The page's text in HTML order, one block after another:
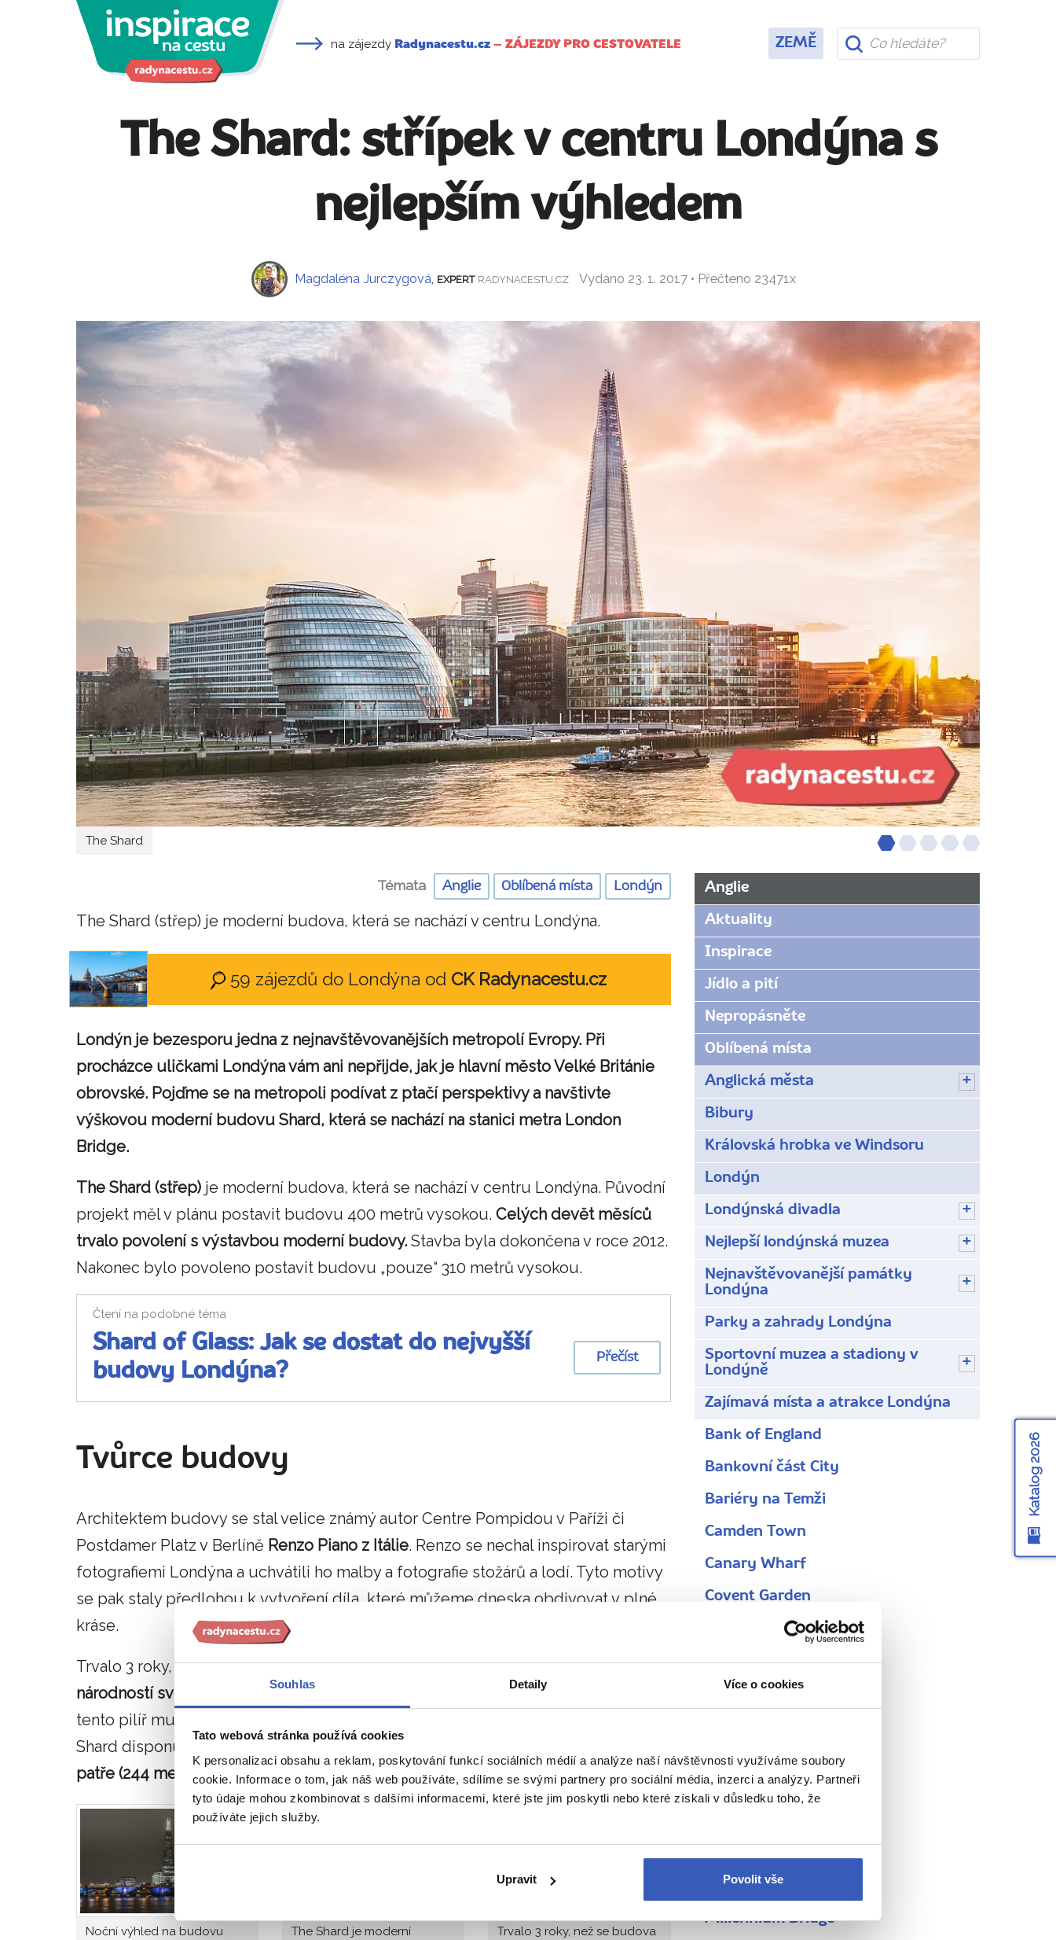
Souhlas Detaily Více o cookies
Tato webová stránka používá cookies
K personalizaci obsahu a reklam, poskytování funkcí sociálních médií a analýze naší návštěvnosti využíváme soubory
cookie. Informace o tom, jak náš web používáte, sdílíme se svými partnery pro sociální média, inzerci a analýzy. Partneři
tyto údaje mohou zkombinovat s dalšími informacemi, které jste jim poskytli nebo které získali v důsledku toho, že
používáte jejich služby.
Upravit Povolit vše
na zájezdy Radynacestu.cz – ZÁJEZDY PRO CESTOVATELE ZEMĚ
The Shard: střípek v centru Londýna s
nejlepším výhledem
Magdaléna Jurczygová, EXPERT RADYNACESTU.CZ Vydáno 23. 1. 2017 • Přečteno 23471x
The Shard
Témata Anglie Oblíbená místa Londýn
The Shard (střep) je moderní budova, která se nachází v centru Londýna.
59 zájezdů do Londýna od CK Radynacestu.cz
Londýn je bezesporu jedna z nejnavštěvovanějších metropolí Evropy. Při
procházce uličkami Londýna vám ani nepřijde, jak je hlavní město Velké Británie
obrovské. Pojďme se na metropoli podívat z ptačí perspektivy a navštivte
výškovou moderní budovu Shard, která se nachází na stanici metra London
Bridge.
The Shard (střep) je moderní budova, která se nachází v centru Londýna. Původní
projekt měl v plánu postavit budovu 400 metrů vysokou. Celých devět měsíců
trvalo povolení s výstavbou moderní budovy. Stavba byla dokončena v roce 2012.
Nakonec bylo povoleno postavit budovu „pouze“ 310 metrů vysokou.
Čtení na podobné téma
Shard of Glass: Jak se dostat do nejvyšší
budovy Londýna?
Přečíst
Tvůrce budovy
Architektem budovy se stal velice známý autor Centre Pompidou v Paříži či
Postdamer Platz v Berlíně Renzo Piano z Itálie. Renzo se nechal inspirovat starými
fotografiemi Londýna a uchvátili ho malby a fotografie stožárů a lodí. Tyto motivy
se pak staly předlohou k vytvoření díla, které můžeme dneska obdivovat v plné
kráse.
Trvalo 3 roky, než se budova dostavěla. Pracovalo na nípřes 1450 lidí 60 různých
národností světa
. V zemi je zapuštěno 120 pilířů (54 metrů pod zemí) a každý
tento pilíř musí nést váhu 2800 tun. Oficiálně je budova vysoká 309,6 metrů.
Shard disponuje 44 výtahy pro přesun osob do nejvyšších pater. V nejvyšším
patře (244 metrů)se nachází vyhlídka pro turisty (vstupné cca 30 liber).
Noční výhled na budovu
The Shard je moderní
Trvalo 3 roky, než se budova
Anglie
Aktuality
Inspirace
Jídlo a pití
Nepropásněte
Oblíbená místa
Anglická města
Bibury
Královská hrobka ve Windsoru
Londýn
Londýnská divadla
Nejlepší londýnská muzea
Nejnavštěvovanější památky
Londýna
Parky a zahrady Londýna
Sportovní muzea a stadiony v
Londýně
Zajímavá místa a atrakce Londýna
Bank of England
Bankovní část City
Bariéry na Temži
Camden Town
Canary Wharf
Covent Garden
Doky sv. Kateřiny
Doubledecker
Downing Street
Kew Gardens
Královská observatoř
Londýnská radnice
Londýnské oko
Millennium Bridge
Katalog 2026